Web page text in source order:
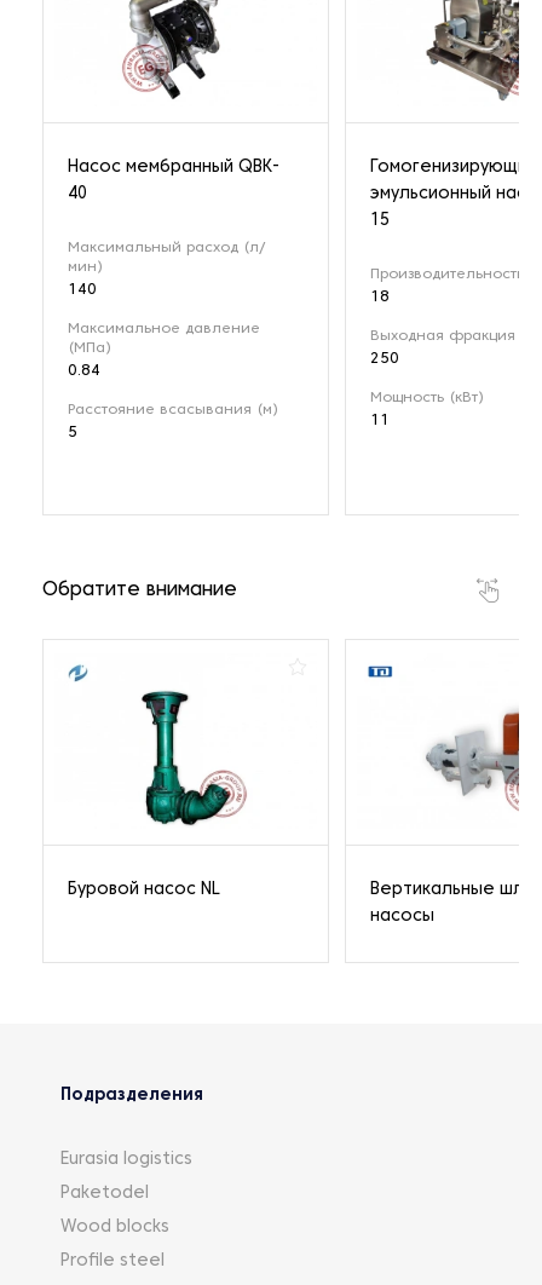
Насос мембранный QBK-
40
Максимальный расход (л/
мин)
140
Максимальное давление
(МПа)
0.84
Расстояние всасывания (м)
5
Гомогенизирующий
эмульсионный
15
Производительность
18
Выходная фракция
250
Мощность (кВт)
11
Обратите внимание
Буровой насос NL
Вертикальные
насосы
Подразделения
Eurasia logistics
Paketodel
Wood blocks
Profile steel